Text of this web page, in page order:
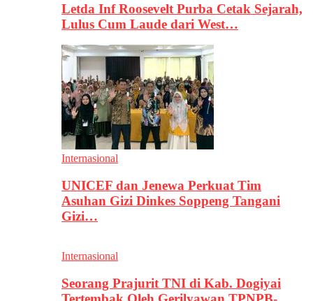
Letda Inf Roosevelt Purba Cetak Sejarah,
Lulus Cum Laude dari West…
Internasional
UNICEF dan Jenewa Perkuat Tim
Asuhan Gizi Dinkes Soppeng Tangani
Gizi…
Internasional
Seorang Prajurit TNI di Kab. Dogiyai